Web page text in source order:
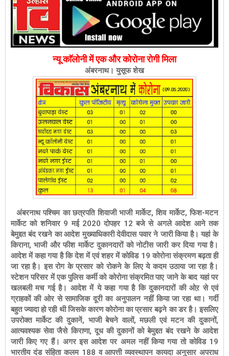
न्यू काॅलोनी में एक और कोरोना रोगी मिला
अंबरनाथ। युसूफ शेख
अंबरनाथ पश्चिम का छत्रपति शिवाजी भाजी मार्केट, शिव मार्केट, फिश-मटन
मार्केट को शनिवार 9 मई 2020 दोपहर 12 बजे से अगले आदेश आने तक
बेमुद्दत बंद रखने का आदेश मुख्याधिकारी देवीदास पवार ने जारी किया है। यहां के
किराना, भाजी और फीश मार्केट दुकानदारों को नोटीस जारी कर दिया गया है।
आदेश में कहा गया है कि देश में एवं शहर में कोविड 19 कोरोना संक्रमण बढ़ता ही
जा रहा है। इस रोग के प्रसार को रोकने के लिए ये कदम उठाया जा रहा है।
स्टेशन परिसर में एक पुलिस कर्मी को कोरोना संक्रमित पाए जाने के बाद यहां पर
खलबली मच गई है। आदेश में ये कहा गया है कि दुकानदारों की ओऱ से एवं
ग्राहकों की ओर से सामाजिक दूरी का अनुपालन नहीं किया जा रहा था। गर्दी
बहुत ज्यादा हो रही थी जिसके कारण कोरोना का प्रसार बढ़ने का डर है। इसलिए
उपरोक्त मार्केट की दुकानें, भाजी बेचने वालों, मछली एवं मटन की दुकानों,
आत्यवश्यक सेवा जैसे किराणा, दूध की दुकानों को बेमुद्दत बंद रखने के आदेश
जारी किए गए हैं। अगर इस आदेश पर अमल नहीं किया गया तो कोविड 19
भारतीय दंड संहिता कलम 188 व आपत्ती व्यवस्थापन कायदा अनुसार अपराध